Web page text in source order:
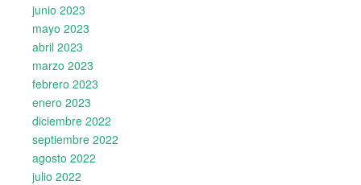
junio 2023
mayo 2023
abril 2023
marzo 2023
febrero 2023
enero 2023
diciembre 2022
septiembre 2022
agosto 2022
julio 2022